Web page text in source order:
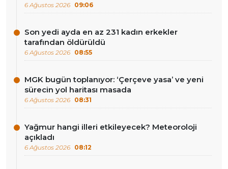
6 Ağustos 2026 09:06
Son yedi ayda en az 231 kadın erkekler
tarafından öldürüldü
6 Ağustos 2026 08:55
MGK bugün toplanıyor: ‘Çerçeve yasa’ ve yeni
sürecin yol haritası masada
6 Ağustos 2026 08:31
Yağmur hangi illeri etkileyecek? Meteoroloji
açıkladı
6 Ağustos 2026 08:12